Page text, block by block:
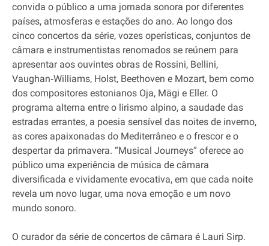
convida o público a uma jornada sonora por diferentes
países, atmosferas e estações do ano. Ao longo dos
cinco concertos da série, vozes operísticas, conjuntos de
câmara e instrumentistas renomados se reúnem para
apresentar aos ouvintes obras de Rossini, Bellini,
Vaughan‐Williams, Holst, Beethoven e Mozart, bem como
dos compositores estonianos Oja, Mägi e Eller. O
programa alterna entre o lirismo alpino, a saudade das
estradas errantes, a poesia sensível das noites de inverno,
as cores apaixonadas do Mediterrâneo e o frescor e o
despertar da primavera. “Musical Journeys” oferece ao
público uma experiência de música de câmara
diversificada e vividamente evocativa, em que cada noite
revela um novo lugar, uma nova emoção e um novo
mundo sonoro.
O curador da série de concertos de câmara é Lauri Sirp.